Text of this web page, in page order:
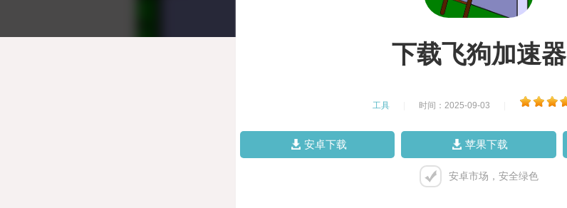
下载飞狗加速器
工具 时间：2025-09-03
安卓下载 苹果下载
安卓市场，安全绿色